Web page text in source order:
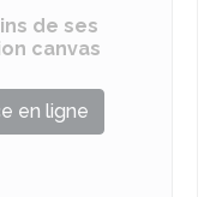
de ses
canvas
en ligne